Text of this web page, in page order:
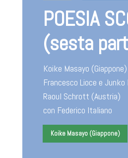
POESIA
(sesta
Koike Masayo (Giappone)
Francesco Lioce e Junko
Raoul Schrott (Austria)
con Federico Italiano
Koike Masayo (Giappone)